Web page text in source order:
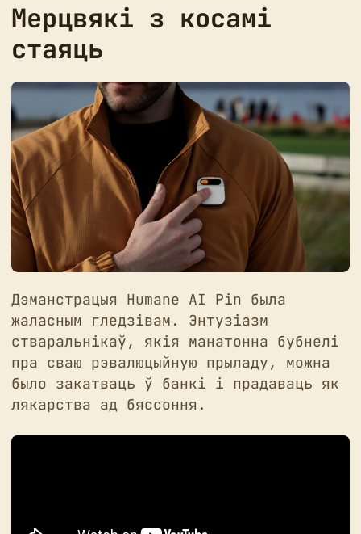
Мерцвякі з косамі
стаяць
Дэманстрацыя Humane AI Pin была
жаласным гледзівам. Энтузіазм
стваральнікаў, якія манатонна бубнелі
пра сваю рэвалюцыйную прыладу, можна
было закатваць ў банкі і прадаваць як
лякарства ад бяссоння.